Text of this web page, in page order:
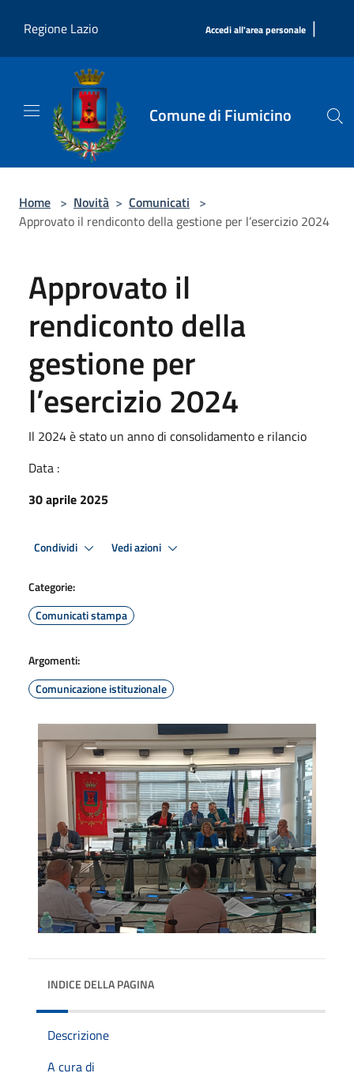
Regione Lazio
Accedi all'area personale |
Comune di Fiumicino
Home > Novità > Comunicati >
Approvato il rendiconto della gestione per l’esercizio 2024
Approvato il
rendiconto della
gestione per
l’esercizio 2024
Il 2024 è stato un anno di consolidamento e rilancio
Data :
30 aprile 2025
Condividi Vedi azioni
Categorie:
Comunicati stampa
Argomenti:
Comunicazione istituzionale
INDICE DELLA PAGINA
Descrizione
A cura di